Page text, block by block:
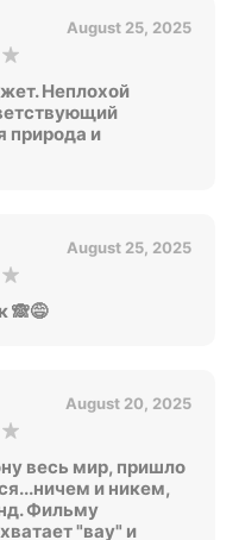
August 25, 2025
Неплохой
природа и
August 25, 2025
🙈😅
August 20, 2025
весь мир, пришло
и никем,
Фильму
"вау" и